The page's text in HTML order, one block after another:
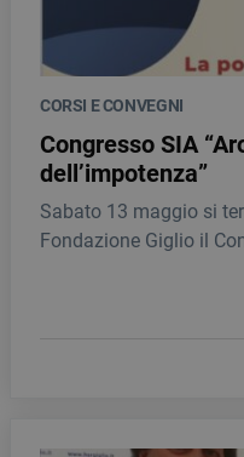
CORSI E CONVEGNI
Congresso SIA
dell’impotenza”
Sabato 13 maggio si
Fondazione Giglio il